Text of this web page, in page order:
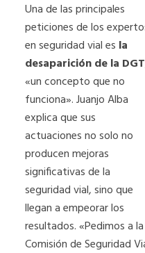
Una de las principales
peticiones de los
en seguridad vial es la
desaparición de la DGT
«un concepto que no
funciona». Juanjo Alba
explica que sus
actuaciones no solo no
producen mejoras
significativas de la
seguridad vial, sino que
llegan a empeorar los
resultados. «Pedimos a la
Comisión de Seguridad